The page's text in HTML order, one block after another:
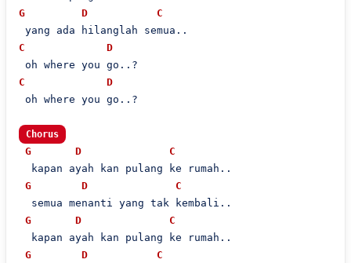
G
D
C
C
D
C
D
oh where you go..?
Chorus
G D
C
  kapan ayah kan pulang ke rumah..
G
D
C
  semua menanti yang tak kembali..
G
D
C
  kapan ayah kan pulang ke rumah..
G
D
C